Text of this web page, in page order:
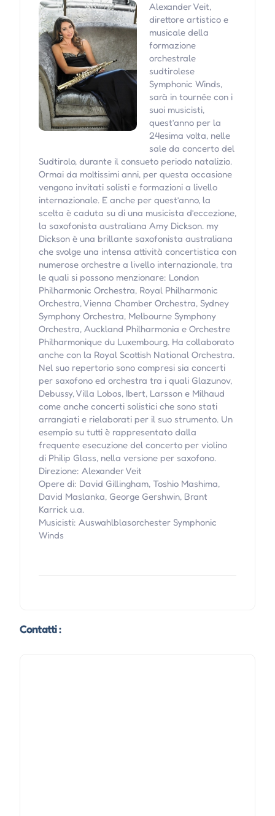
Alexander Veit,
direttore artistico e
musicale della
formazione
orchestrale
sudtirolese
Symphonic Winds,
sarà in tournée con i
suoi musicisti,
quest’anno per la
24esima volta, nelle
sale da concerto del
Sudtirolo, durante il consueto periodo natalizio.
Ormai da moltissimi anni, per questa occasione
vengono invitati solisti e formazioni a livello
internazionale. E anche per quest’anno, la
scelta è caduta su di una musicista d’eccezione,
la saxofonista australiana Amy Dickson. my
Dickson è una brillante saxofonista australiana
che svolge una intensa attività concertistica con
numerose orchestre a livello internazionale, tra
le quali si possono menzionare: London
Philharmonic Orchestra, Royal Philharmonic
Orchestra, Vienna Chamber Orchestra, Sydney
Symphony Orchestra, Melbourne Symphony
Orchestra, Auckland Philharmonia e Orchestre
Philharmonique du Luxembourg. Ha collaborato
anche con la Royal Scottish National Orchestra.
Nel suo repertorio sono compresi sia concerti
per saxofono ed orchestra tra i quali Glazunov,
Debussy, Villa Lobos, Ibert, Larsson e Milhaud
come anche concerti solistici che sono stati
arrangiati e rielaborati per il suo strumento. Un
esempio su tutti è rappresentato dalla
frequente esecuzione del concerto per violino
di Philip Glass, nella versione per saxofono.
Direzione: Alexander Veit
Opere di: David Gillingham, Toshio Mashima,
David Maslanka, George Gershwin, Brant
Karrick u.a.
Musicisti: Auswahlblasorchester Symphonic
Winds
Contatti :